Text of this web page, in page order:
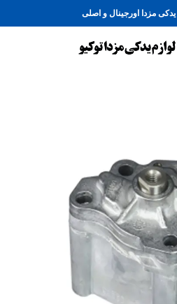
یدکی مزدا اورجینال و اصلی